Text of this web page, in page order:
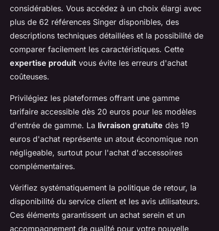
considérables. Vous accédez à un choix élargi avec
plus de 62 références Singer disponibles, des
descriptions techniques détaillées et la possibilité de
comparer facilement les caractéristiques. Cette
expertise produit vous évite les erreurs d'achat
coûteuses.
Privilégiez les plateformes offrant une gamme
tarifaire accessible dès 20 euros pour les modèles
d'entrée de gamme. La livraison gratuite dès 19
euros d'achat représente un atout économique non
négligeable, surtout pour l'achat d'accessoires
complémentaires.
Vérifiez systématiquement la politique de retour, la
disponibilité du service client et les avis utilisateurs.
Ces éléments garantissent un achat serein et un
accompagnement de qualité pour votre nouvelle